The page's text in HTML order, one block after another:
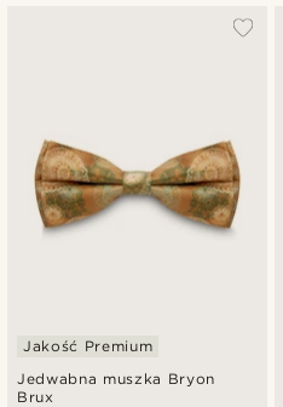
Jedwabna muszka Bryon
Brux
Jakość Premium